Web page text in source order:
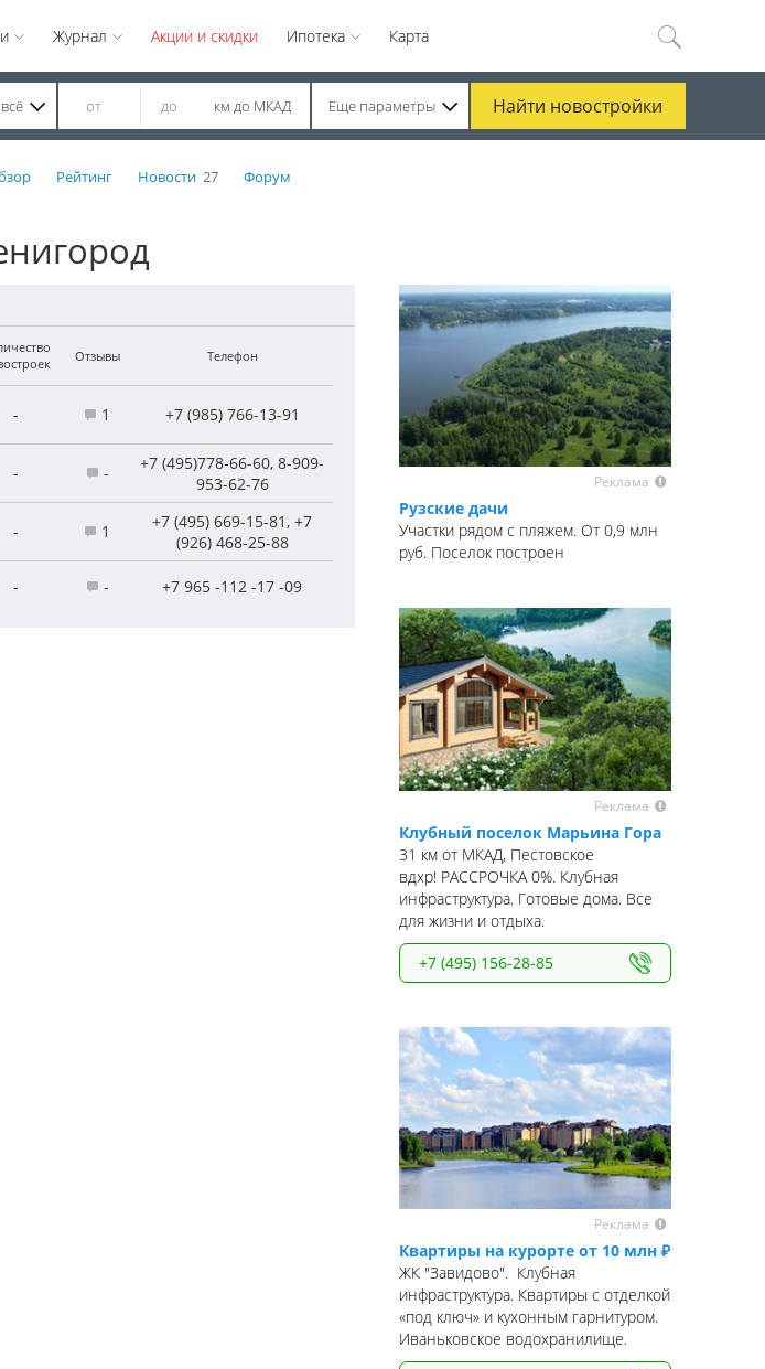
Журнал Акции и скидки Ипотека Карта
км до МКАД Еще параметры Найти новостройки
Рейтинг Новости 27
Форум
Отзывы Телефон
- 1 +7 (985) 766-13-91
- -
+7 (495)778-66-60, 8-909-
953-62-76
- 1
+7 (495) 669-15-81, +7
(926) 468-25-88
- - +7 965 -112 -17 -09
Реклама
Рузские дачи
Участки рядом с пляжем. От 0,9 млн
руб. Поселок построен
Реклама
Клубный поселок Марьина Гора
31 км от МКАД, Пестовское
вдхр! РАССРОЧКА 0%. Клубная
инфраструктура. Готовые дома. Все
для жизни и отдыха.
+7 (495) 156-28-85
Реклама
Квартиры на курорте от 10 млн ₽
ЖК "Завидово". Клубная
инфраструктура. Квартиры с отделкой
«под ключ» и кухонным гарнитуром.
Иваньковское водохранилище.